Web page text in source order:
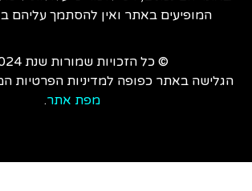
המופיעים באתר ואין להסתמך עליהם
© כל הזכויות שמורות שנת 2024 ©
הגלישה באתר כפופה למדיניות הפרטיות
מפת אתר.